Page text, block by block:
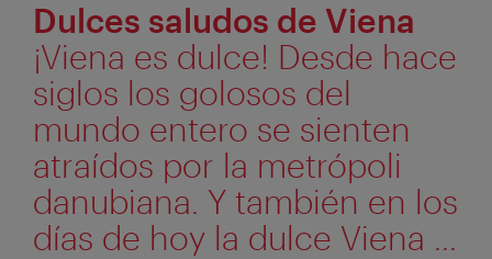
Dulces saludos de Viena
¡Viena es dulce! Desde hace
siglos los golosos del
mundo entero se sienten
atraídos por la metrópoli
danubiana. Y también en los
días de hoy la dulce Viena ...